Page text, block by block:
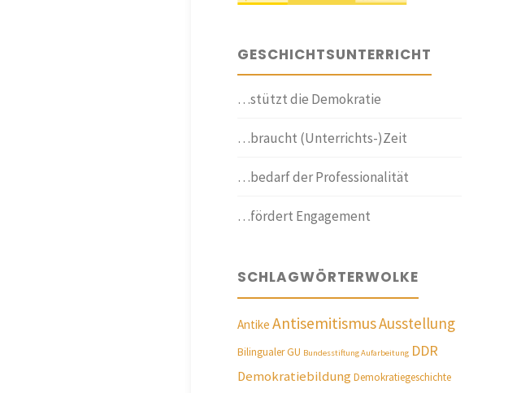
GESCHICHTSUNTERRICHT
…stützt die Demokratie
…braucht (Unterrichts-)Zeit
…bedarf der Professionalität
…fördert Engagement
SCHLAGWÖRTERWOLKE
Antike AntisemitismusAusstellung
Bilingualer GU Bundesstiftung Aufarbeitung DDR
Demokratiebildung Demokratiegeschichte